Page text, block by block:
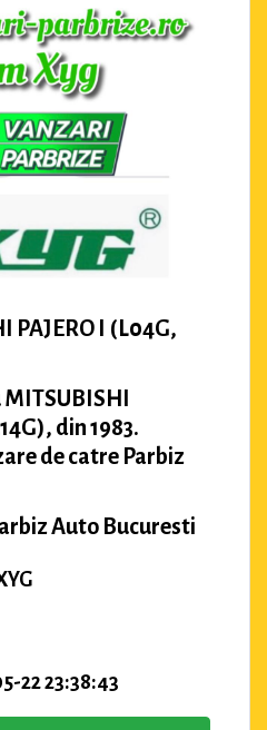
PAJERO I (L04G,
din 1983.
de catre Parbiz
Auto Bucuresti
22 23:38:43